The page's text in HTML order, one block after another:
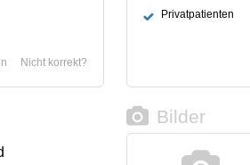
Nicht korrekt?
Privatpatienten
Bilder